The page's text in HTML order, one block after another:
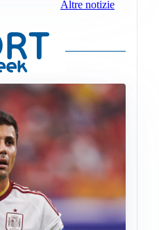
Altre notizie